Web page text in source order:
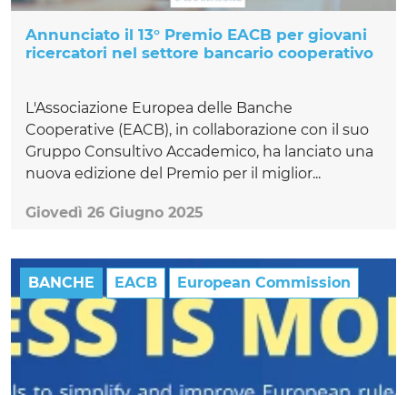
Annunciato il 13° Premio EACB per giovani
ricercatori nel settore bancario cooperativo
L'Associazione Europea delle Banche
Cooperative (EACB), in collaborazione con il suo
Gruppo Consultivo Accademico, ha lanciato una
nuova edizione del Premio per il miglior...
Giovedì 26 Giugno 2025
BANCHE EACB European Commission